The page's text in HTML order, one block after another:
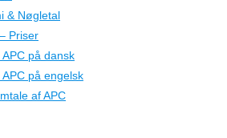
& Nøgletal
Priser
APC på dansk
APC på engelsk
af APC